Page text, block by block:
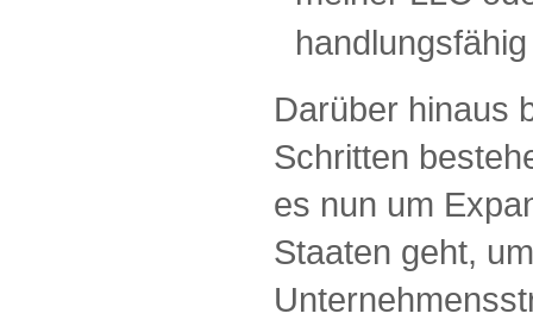
Darüber hinaus
Schritten
es nun um
Staaten geht,